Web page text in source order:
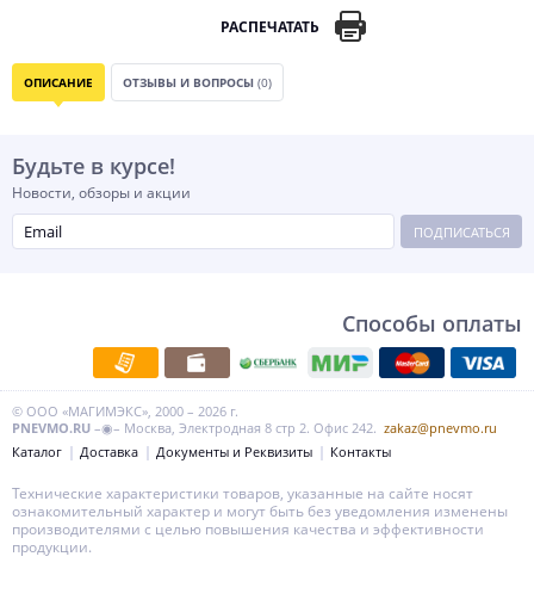
РАСПЕЧАТАТЬ
ОПИСАНИЕ ОТЗЫВЫ И ВОПРОСЫ (0)
Будьте в курсе!
Новости, обзоры и акции
ПОДПИСАТЬСЯ
Способы оплаты
© ООО «МАГИМЭКС», 2000 – 2026 г.
PNEVMO.RU –◉– Москва, Электродная 8 стр 2. Офис 242. zakaz@pnevmo.ru
Каталог
Доставка Документы и Реквизиты Контакты
Технические характеристики товаров, указанные на сайте носят
ознакомительный характер и могут быть без уведомления изменены
производителями с целью повышения качества и эффективности
продукции.